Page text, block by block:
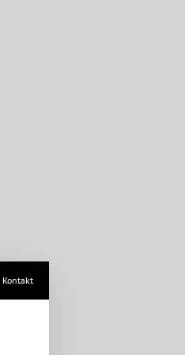
Kontakt